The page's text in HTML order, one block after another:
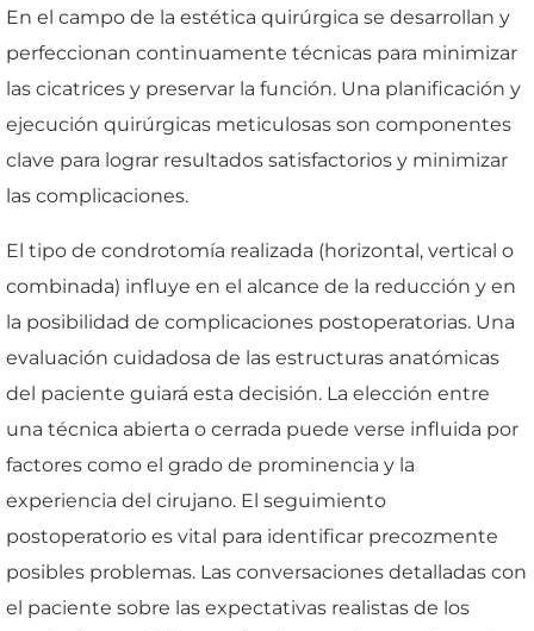
En el campo de la estética quirúrgica se desarrollan y
perfeccionan continuamente técnicas para minimizar
las cicatrices y preservar la función. Una planificación y
ejecución quirúrgicas meticulosas son componentes
clave para lograr resultados satisfactorios y minimizar
las complicaciones.
El tipo de condrotomía realizada (horizontal, vertical o
combinada) influye en el alcance de la reducción y en
la posibilidad de complicaciones postoperatorias. Una
evaluación cuidadosa de las estructuras anatómicas
del paciente guiará esta decisión. La elección entre
una técnica abierta o cerrada puede verse influida por
factores como el grado de prominencia y la
experiencia del cirujano. El seguimiento
postoperatorio es vital para identificar precozmente
posibles problemas. Las conversaciones detalladas con
el paciente sobre las expectativas realistas de los